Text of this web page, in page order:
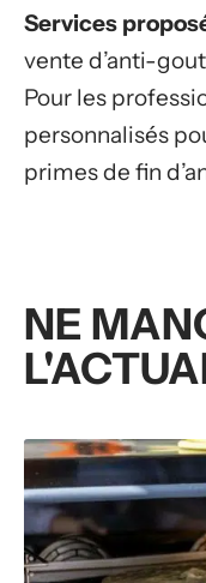
Services
vente d’anti-
Pour les
personnalisés
primes de fin
NE